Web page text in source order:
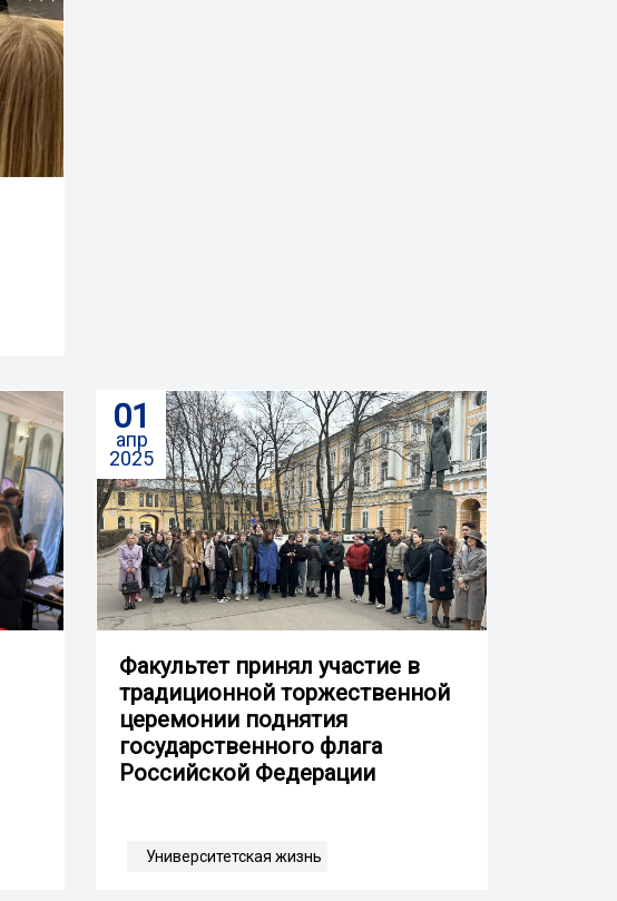
01
апр
2025
Факультет принял участие в
традиционной торжественной
церемонии поднятия
государственного флага
Российской Федерации
Университетская жизнь